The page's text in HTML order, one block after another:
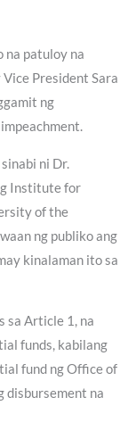
na patuloy na
President Sara
ng
ni Dr.
Institute for
of the
ng publiko ang
kinalaman ito sa
sa Article 1, na
funds, kabilang
fund ng Office of
disbursement na